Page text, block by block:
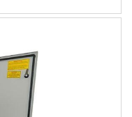
QGBTA Jumper
e equipamentos
quadro geral de
muitas maneiras
competência,
de atuação. A Jumper